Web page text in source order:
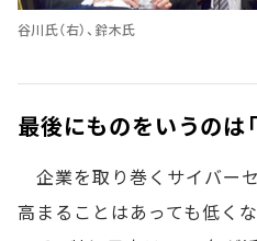
谷川氏（右）、鈴木氏
最後にものをいうのは
企業を取り巻くサイバー
高まることはあっても低く